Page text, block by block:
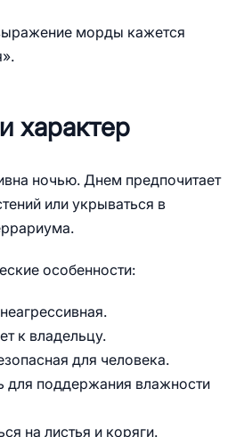
морды кажется
характер
ночью. Днем предпочитает
или укрываться в
особенности:
к владельцу.
для человека.
для поддержания влажности
на листья и коряги.